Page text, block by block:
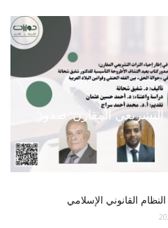
المقارن: صدور
القانوني الإسلامي